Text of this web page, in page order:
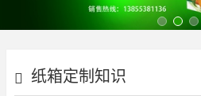
纸箱定制知识